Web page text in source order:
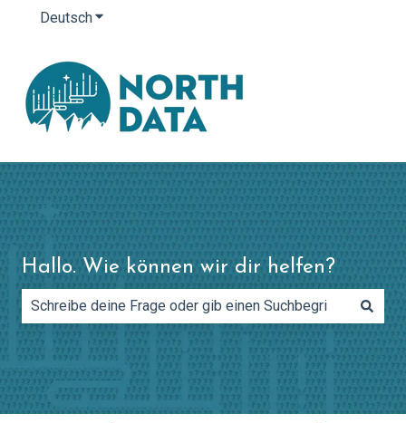
DeutschUntermenü für Übersetzungen anzeigen
Hallo. Wie können wir dir helfen?
Es gibt keine Vorschläge, da das Suchfeld leer ist.